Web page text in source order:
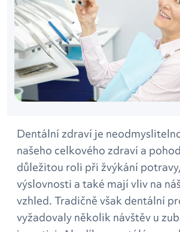
Dentální zdraví je
našeho celkového zdraví a
důležitou roli při žvýkání
výslovnosti a také mají vliv na
vzhled. Tradičně však dentální
vyžadovaly několik návštěv u